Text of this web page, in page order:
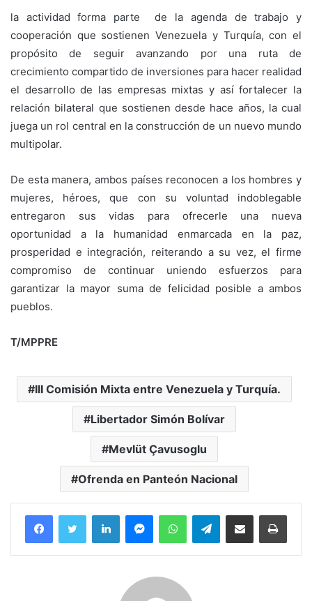
la actividad forma parte de la agenda de trabajo y
cooperación que sostienen Venezuela y Turquía, con el
propósito de seguir avanzando por una ruta de
crecimiento compartido de inversiones para hacer realidad
el desarrollo de las empresas mixtas y así fortalecer la
relación bilateral que sostienen desde hace años, la cual
juega un rol central en la construcción de un nuevo mundo
multipolar.
De esta manera, ambos países reconocen a los hombres y
mujeres, héroes, que con su voluntad indoblegable
entregaron sus vidas para ofrecerle una nueva
oportunidad a la humanidad enmarcada en la paz,
prosperidad e integración, reiterando a su vez, el firme
compromiso de continuar uniendo esfuerzos para
garantizar la mayor suma de felicidad posible a ambos
pueblos.
T/MPPRE
III Comisión Mixta entre Venezuela y Turquía.
Libertador Simón Bolívar
Mevlüt Çavusoglu
Ofrenda en Panteón Nacional
FacebookTwitter LinkedInMessengerWhatsAppTelegramCompartir por correo electrónico